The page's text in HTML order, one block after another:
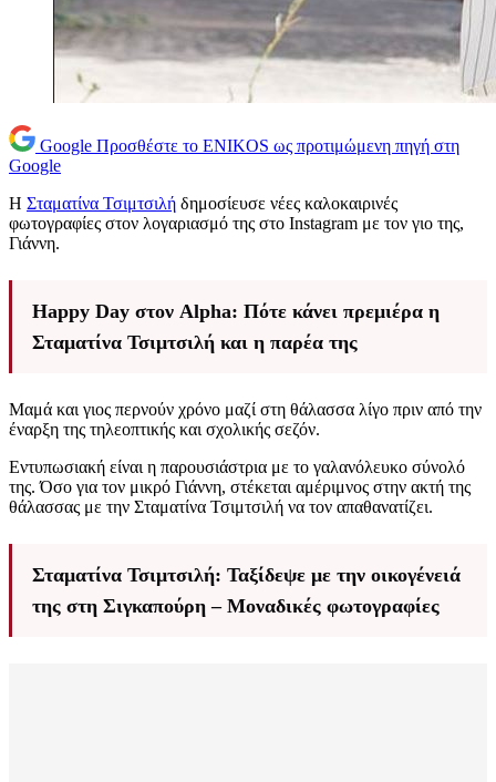
Google Προσθέστε το ENIKOS ως προτιμώμενη πηγή στη
Google
Η Σταματίνα Τσιμτσιλή δημοσίευσε νέες καλοκαιρινές
φωτογραφίες στον λογαριασμό της στο Instagram με τον γιο της,
Γιάννη.
Happy Day στον Alpha: Πότε κάνει πρεμιέρα η
Σταματίνα Τσιμτσιλή και η παρέα της
Μαμά και γιος περνούν χρόνο μαζί στη θάλασσα λίγο πριν από την
έναρξη της τηλεοπτικής και σχολικής σεζόν.
Εντυπωσιακή είναι η παρουσιάστρια με το γαλανόλευκο σύνολό
της. Όσο για τον μικρό Γιάννη, στέκεται αμέριμνος στην ακτή της
θάλασσας με την Σταματίνα Τσιμτσιλή να τον απαθανατίζει.
Σταματίνα Τσιμτσιλή: Ταξίδεψε με την οικογένειά
της στη Σιγκαπούρη – Μοναδικές φωτογραφίες